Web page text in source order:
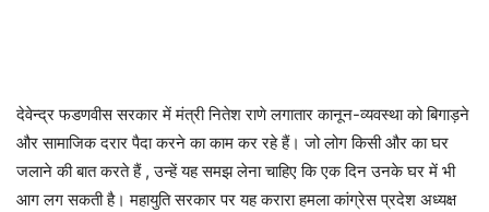
देवेन्द्र फडणवीस सरकार में मंत्री नितेश राणे लगातार कानून-व्यवस्था को बिगाड़ने
और सामाजिक दरार पैदा करने का काम कर रहे हैं। जो लोग किसी और का घर
जलाने की बात करते हैं , उन्हें यह समझ लेना चाहिए कि एक दिन उनके घर में भी
आग लग सकती है। महायुति सरकार पर यह करारा हमला कांग्रेस प्रदेश अध्यक्ष